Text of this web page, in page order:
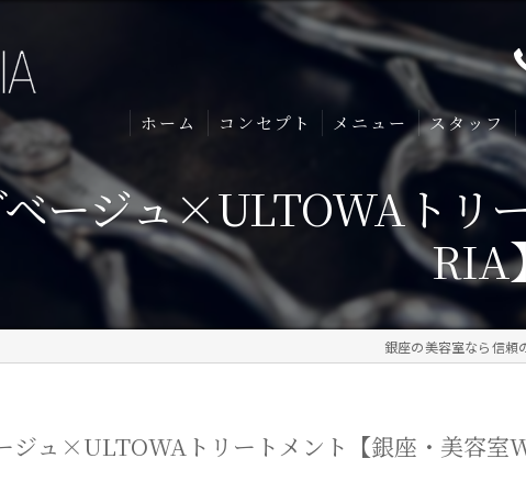
ホーム コンセプト メニュー スタッフ
ージュ×ULTOWAトリ
RIA
銀座の美容室なら信頼
ジュ×ULTOWAトリートメント【銀座・美容室